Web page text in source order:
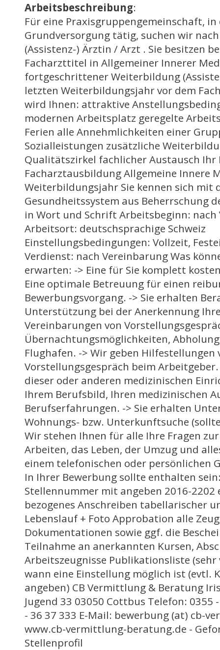
Arbeitsbeschreibung:
Für eine Praxisgruppengemeinschaft,
Grundversorgung tätig, suchen wir
(Assistenz-) Ärztin / Arzt . Sie besitzen
Facharzttitel in Allgemeiner Innerer
fortgeschrittener Weiterbildung
letzten Weiterbildungsjahr vor dem
wird Ihnen: attraktive
modernen Arbeitsplatz geregelte
Ferien alle Annehmlichkeiten einer
Sozialleistungen zusätzliche
Qualitätszirkel fachlicher Austausch Ihr
Facharztausbildung Allgemeine Innere
Weiterbildungsjahr Sie kennen sich mit
Gesundheitssystem aus Beherrschung
in Wort und Schrift Arbeitsbeginn: nach
Arbeitsort: deutschsprachige Schweiz
Einstellungsbedingungen: Vollzeit,
Verdienst: nach Vereinbarung Was
erwarten: -> Eine für Sie komplett
Eine optimale Betreuung für einen
Bewerbungsvorgang. -> Sie erhalten
Unterstützung bei der Anerkennung
Vereinbarungen von
Übernachtungsmöglichkeiten,
Flughafen. -> Wir geben
Vorstellungsgespräch beim
dieser oder anderen medizinischen
Ihrem Berufsbild, Ihren medizinischen
Berufserfahrungen. -> Sie erhalten
Wohnungs- bzw. Unterkunftsuche
Wir stehen Ihnen für alle Ihre Fragen zur
Arbeiten, das Leben, der Umzug und
einem telefonischen oder persönlichen
In Ihrer Bewerbung sollte enthalten
Stellennummer mit angeben 2016-2202
bezogenes Anschreiben tabellarischer
Lebenslauf + Foto Approbation alle
Dokumentationen sowie ggf. die
Teilnahme an anerkannten Kursen,
Arbeitszeugnisse Publikationsliste
wann eine Einstellung möglich ist (evtl.
angeben) CB Vermittlung & Beratung
Jugend 33 03050 Cottbus Telefon: 0355
- 36 37 333 E-Mail: bewerbung (at) cb-
www.cb-vermittlung-beratung.de -
Stellenprofil